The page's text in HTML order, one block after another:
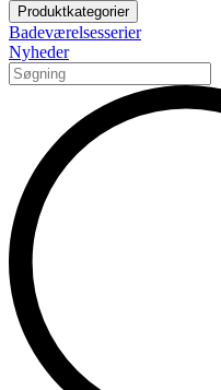
Produktkategorier
Badeværelsesserier
Nyheder